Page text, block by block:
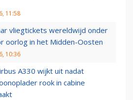
11:58
vliegtickets wereldwijd onder
oorlog in het Midden-Oosten
10:36
A330 wijkt uit nadat
rook in cabine